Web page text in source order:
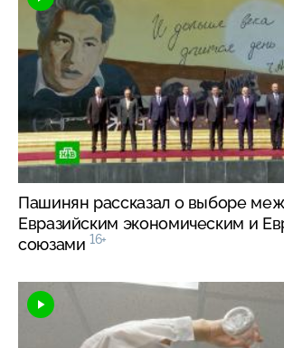
Пашинян рассказал о выборе
Евразийским экономическим и
союзами 16+